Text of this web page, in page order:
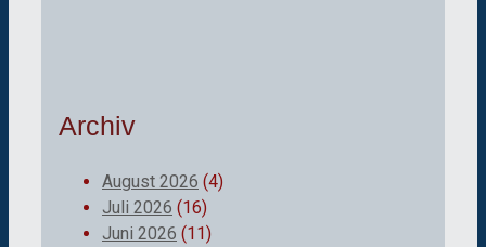
Archiv
August 2026 (4)
Juli 2026 (16)
Juni 2026 (11)